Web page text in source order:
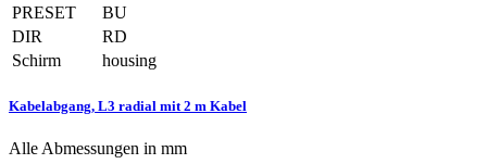
PRESET
BU
DIR
RD
Schirm
housing
Kabelabgang, L3 radial mit 2 m Kabel
Alle Abmessungen in mm